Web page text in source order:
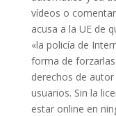
vídeos o
acusa a la UE de
«la policía de
forma de
derechos de
usuarios. Sin la
estar online en